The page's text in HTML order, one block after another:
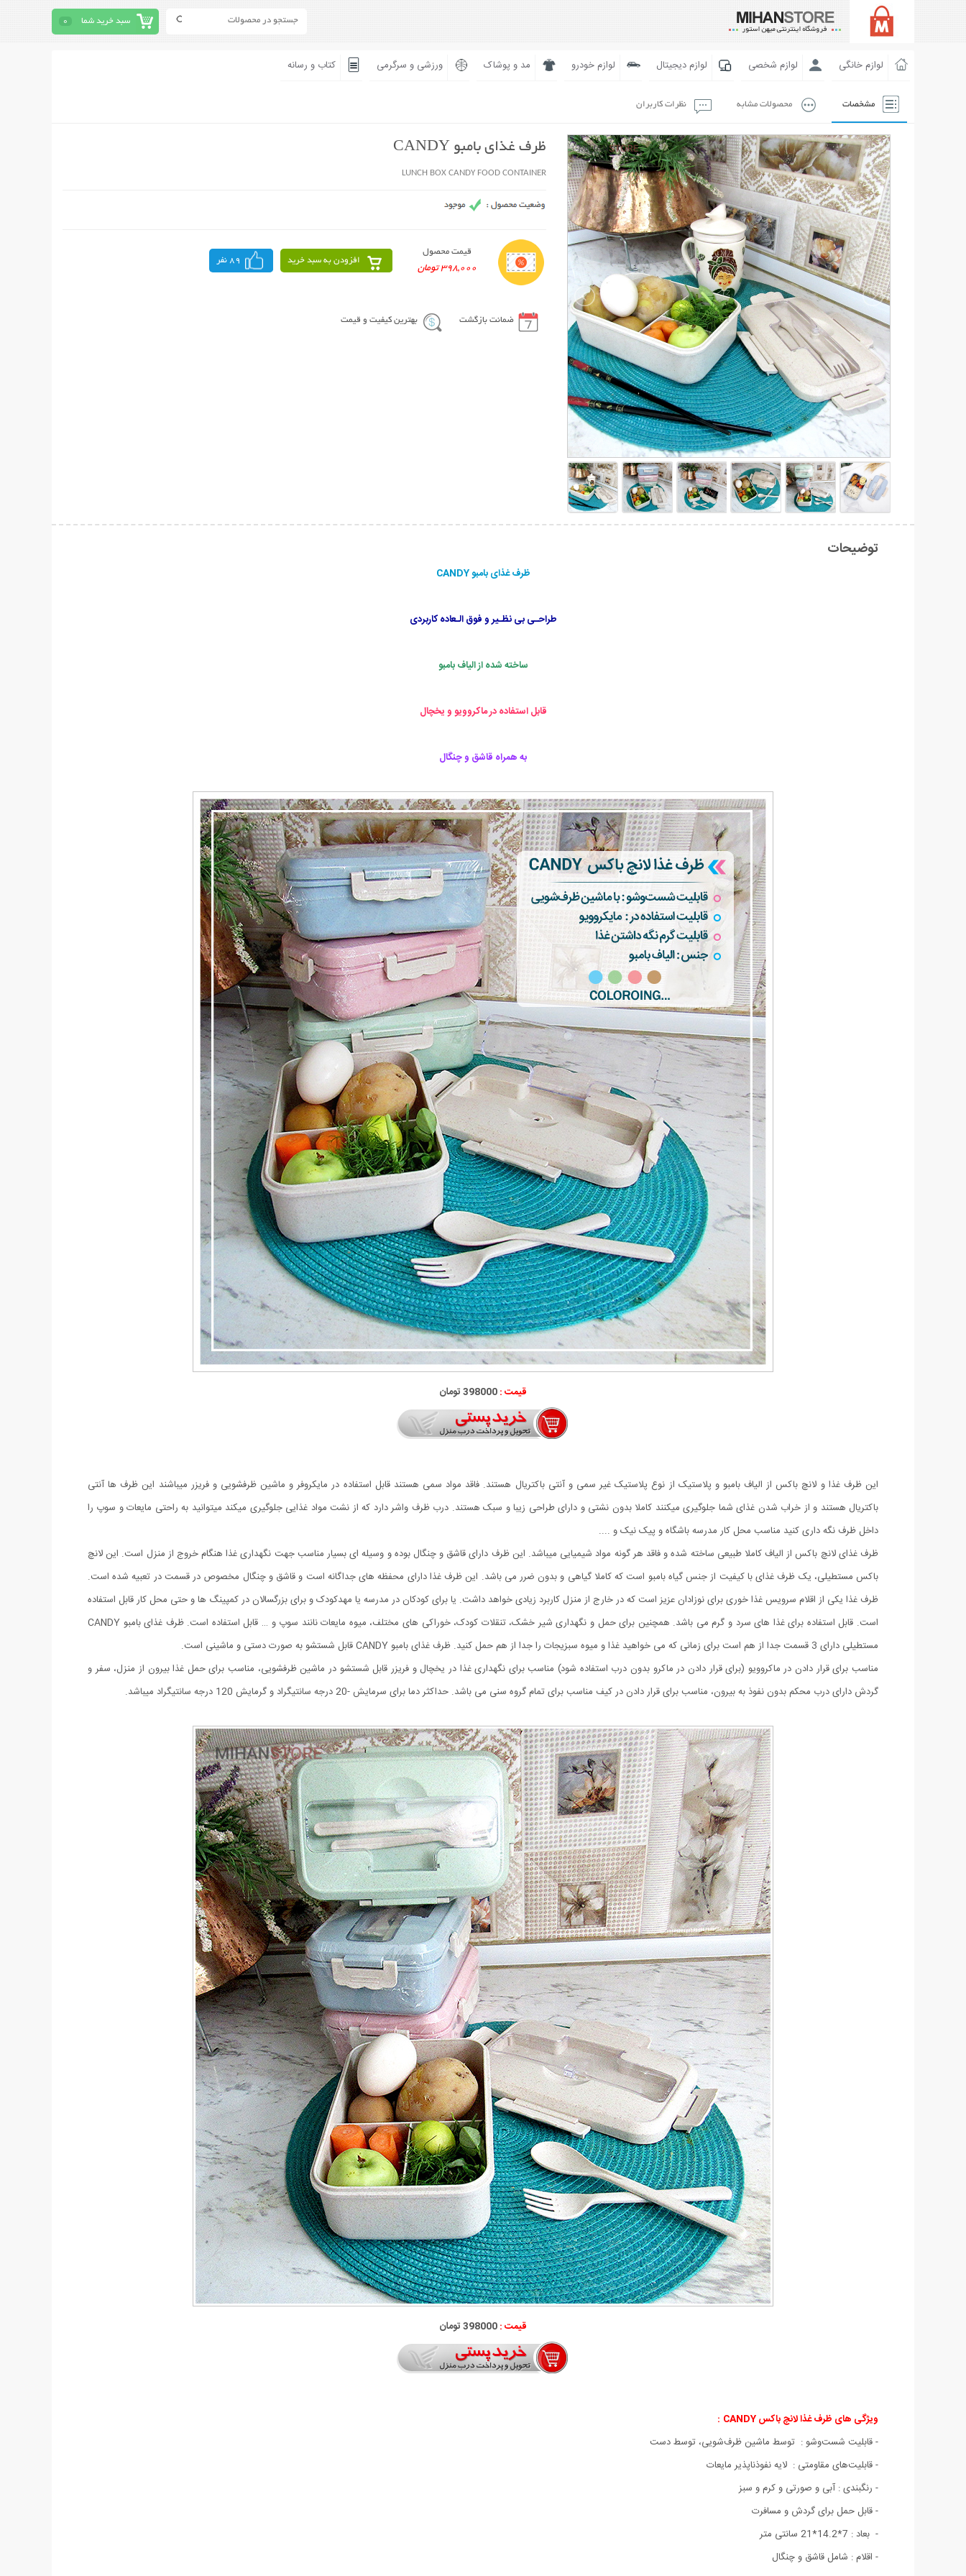
سبد خرید شما 0
لوازم خانگی لوازم شخصی لوازم دیجیتال لوازم خودرو مد و پوشاک ورزشی و سرگرمی کتاب و رسانه
مشخصات محصولات مشابه نظرات کاربران
ظرف غذای بامبو CANDY
LUNCH BOX CANDY FOOD CONTAINER
قیمت محصول
398,000 تومان
افزودن به سبد خرید 89 نفر
ضمانت بازگشت بهترین کیفیت و قیمت
توضیحات
ظرف غذای بامبو CANDY
طراحـی بی نظـیر و فوق الـعاده کاربردی
ساخته شده از الیاف بامبو
قابل استفاده در ماکروویو و یخچال
به همراه قاشق و چنگال
قیمت :398000 تومان
این ظرف غذا و لانچ باکس از الیاف بامبو و پلاستیک از نوع پلاستیک غیر سمی و آنتی باکتریال هستند. فاقد مواد سمی هستند قابل استفاده در مایکروفر و ماشین ظرفشویی و فریزر میباشند این ظرف ها آنتی
باکتریال هستند و از خراب شدن غذای شما جلوگیری میکنند کاملا بدون نشتی و دارای طراحی زیبا و سبک هستند. درب ظرف واشر دارد که از نشت مواد غذایی جلوگیری میکند میتوانید به راحتی مایعات و سوپ را
داخل ظرف نگه داری کنید مناسب محل کار مدرسه باشگاه و پیک نیک و ....
ظرف غذای لانچ باکس از الیاف کاملا طبیعی ساخته شده و فاقد هر گونه مواد شیمیایی میباشد. این ظرف دارای قاشق و چنگال بوده و وسیله ای بسیار مناسب جهت نگهداری غذا هنگام خروج از منزل است. این لانچ
باکس مستطیلی، یک ظرف غذای با کیفیت از جنس گیاه بامبو است که کاملا گیاهی و بدون ضرر می باشد. این ظرف غذا دارای محفظه های جداگانه است و قاشق و چنگال مخصوص در قسمت در تعبیه شده است.
ظرف غذا یکی از اقلام سرویس غذا خوری برای نوزادان عزیز است که در خارج از منزل کاربرد زیادی خواهد داشت. یا برای کودکان در مدرسه یا مهدکودک و برای بزرگسالان در کمپینگ ها و حتی محل کار قابل استفاده
است. قابل استفاده برای غذا های سرد و گرم می باشد. همچنین برای حمل و نگهداری شیر خشک، تنقلات کودک، خوراکی های مختلف، میوه مایعات نانند سوپ و … قابل استفاده است. ظرف غذای بامبو CANDY
مستطیلی دارای 3 قسمت جدا از هم است برای زمانی که می خواهید غذا و میوه سبزیجات را جدا از هم حمل کنید. ظرف غذای بامبو CANDY قابل شستشو به صورت دستی و ماشینی است.
مناسب برای قرار دادن در ماکروویو (برای قرار دادن در ماکرو بدون درب استفاده شود) مناسب برای نگهداری غذا در یخچال و فریزر قابل شستشو در ماشین ظرفشویی، مناسب برای حمل غذا بیرون از منزل، سفر و
گردش دارای درب محکم بدون نفوذ به بیرون، مناسب برای قرار دادن در کیف مناسب برای تمام گروه سنی می باشد. حداکثر دما برای سرمایش -20 درجه سانتیگراد و گرمایش 120 درجه سانتیگراد میباشد.
قیمت :398000 تومان
ویژگی های ظرف غذا لانچ باکس CANDY
:
- قابلیت شست‌وشو : توسط ماشین ظرف‌شویی، توسط دست
- قابلیت‌های مقاومتی : لایه نفوذناپذیر مایعات
- رنگبندی : آبی و صورتی و کرم و سبز
- قابل حمل برای گردش و مسافرت
- بعاد : 7*14.2*21 سانتی متر
- اقلام : شامل قاشق و چنگال